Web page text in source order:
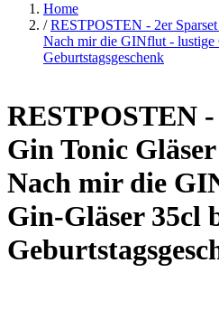
Home
/ RESTPOSTEN - 2er
Nach mir die GINflut - lustige
Geburtstagsgeschenk
RESTPOSTEN
Gin Tonic
Nach mir die
Gin-Gläser 35cl